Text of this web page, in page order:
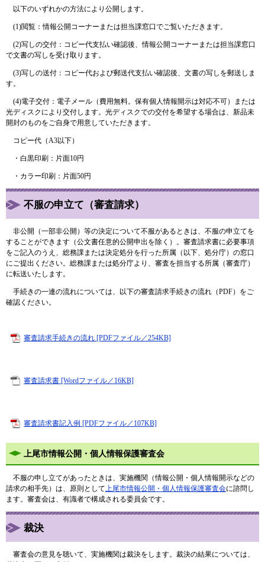
以下のいずれかの方法により公開します。
(1)閲覧：情報公開コーナーまたは担当課窓口でご覧いただきます。
(2)写しの交付：コピー代支払い確認後、情報公開コーナーまたは担当課窓口
で文書の写しを受け取ります。
(3)写しの送付：コピー代および郵送代支払い確認後、文書の写しを郵送しま
す。
(4)電子交付：電子メール（費用無料。保有個人情報開示は対応不可）または
光ディスクにより交付します。光ディスクでの交付を希望する場合は、新品未
開封のものをご自身で用意していただきます。
コピー代（A3以下）
・白黒印刷：片面10円
・カラー印刷：片面50円
不服の申立て（審査請求）
非公開（一部非公開）等の決定について不服があるときは、不服の申立てを
することができます（公文書任意的公開申出を除く）。審査請求書に必要事項
をご記入のうえ、総務課または決定処分を行った所属（以下、処分庁）の窓口
にご提出ください。総務課または処分庁より、審査を担当する所属（審査庁）
に転送いたします。
手続きの一連の流れについては、以下の審査請求手続きの流れ（PDF）をご
確認ください。
審査請求手続きの流れ [PDFファイル／254KB]
審査請求書 [Wordファイル／16KB]
審査請求書記入例 [PDFファイル／107KB]
上尾市情報公開・個人情報保護審査会
不服の申し立てがあったときは、実施機関（情報公開・個人情報開示などの
請求の相手先）は、原則として上尾市情報公開・個人情報保護審査会に諮問し
ます。審査会は、有識者で構成される委員会です。
裁決
審査会の意見を聴いて、実施機関は裁決をします。裁決の結果については、